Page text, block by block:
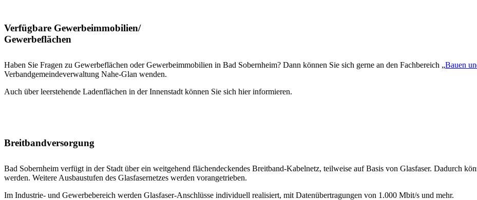
Verfügbare Gewerbeimmobilien/
Gewerbeflächen
Haben Sie Fragen zu Gewerbeflächen oder Gewerbeimmobilien in Bad Sobernheim? Dann können Sie sich gerne an den Fachbereich „Bauen
Verbandgemeindeverwaltung Nahe-Glan wenden.
Auch über leerstehende Ladenflächen in der Innenstadt können Sie sich hier informieren.
Breitbandversorgung
Bad Sobernheim verfügt in der Stadt über ein weitgehend flächendeckendes Breitband-Kabelnetz, teilweise auf Basis von Glasfaser. Dadurch
werden. Weitere Ausbaustufen des Glasfasernetzes werden vorangetrieben.
Im Industrie- und Gewerbebereich werden Glasfaser-Anschlüsse individuell realisiert, mit Datenübertragungen von 1.000 Mbit/s und mehr.